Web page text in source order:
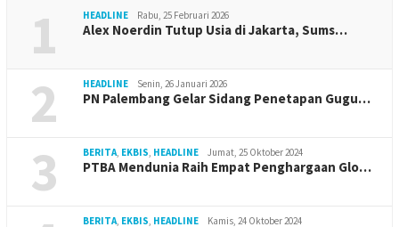
1 HEADLINE Rabu, 25 Februari 2026
Alex Noerdin Tutup Usia di Jakarta, Sums…
2 HEADLINE Senin, 26 Januari 2026
PN Palembang Gelar Sidang Penetapan Gugu…
3 BERITA, EKBIS, HEADLINE Jumat, 25 Oktober 2024
PTBA Mendunia Raih Empat Penghargaan Glo…
BERITA, EKBIS, HEADLINE Kamis, 24 Oktober 2024